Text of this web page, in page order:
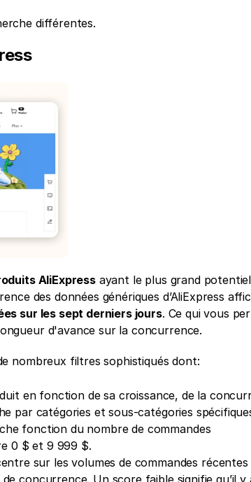
différentes.
AliExpress ayant le plus grand
des données génériques d’AliExpress
sur les sept derniers jours. Ce qui vous
d'avance sur la concurrence.
nombreux filtres sophistiqués dont:
en fonction de sa croissance, de la
par catégories et sous-catégories
fonction du nombre de commandes
0 $ et 9 999 $.
sur les volumes de commandes récentes
de concurrence. Un score faible signifie qu’il